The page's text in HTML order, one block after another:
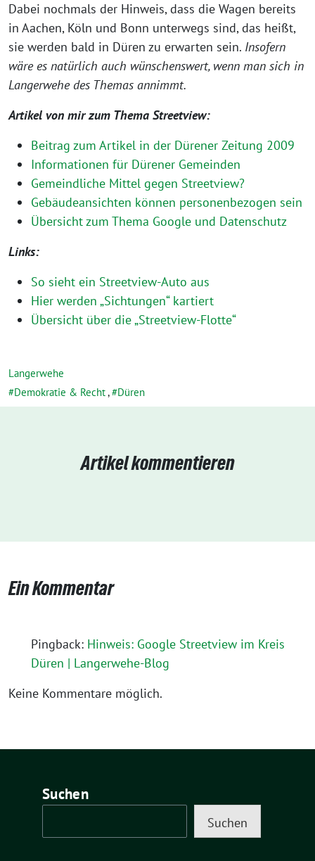
Dabei nochmals der Hinweis, dass die Wagen bereits
in Aachen, Köln und Bonn unterwegs sind, das heißt,
sie werden bald in Düren zu erwarten sein. Insofern
wäre es natürlich auch wünschenswert, wenn man sich in
Langerwehe des Themas annimmt.
Artikel von mir zum Thema Streetview:
Beitrag zum Artikel in der Dürener Zeitung 2009
Informationen für Dürener Gemeinden
Gemeindliche Mittel gegen Streetview?
Gebäudeansichten können personenbezogen sein
Übersicht zum Thema Google und Datenschutz
Links:
So sieht ein Streetview-Auto aus
Hier werden „Sichtungen“ kartiert
Übersicht über die „Streetview-Flotte“
Langerwehe
Demokratie & Recht, Düren
Artikel kommentieren
Ein Kommentar
Pingback: Hinweis: Google Streetview im Kreis
Düren | Langerwehe-Blog
Keine Kommentare möglich.
Suchen
Suchen